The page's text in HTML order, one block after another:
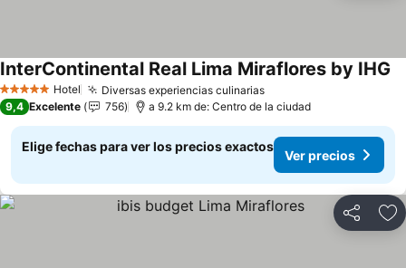
5 Estrellas Hotel Diversas experiencias culinarias
InterContinental Real Lima Miraflores by IHG
9,4 Excelente 756 a 9.2 km de: Centro de la ciudad
Elige fechas para ver los precios exactos
Ver precios
Compartir